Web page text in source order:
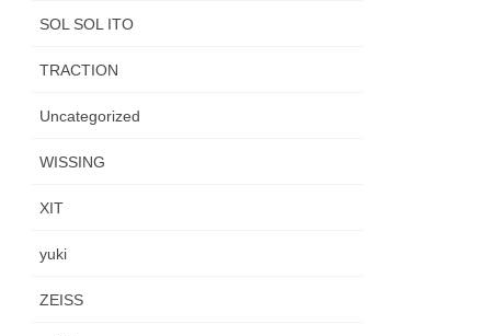
SOL SOL ITO
TRACTION
Uncategorized
WISSING
XIT
yuki
ZEISS